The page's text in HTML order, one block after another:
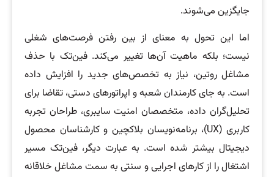
جایگزین می‌شوند.
اما این تحول به معنای از بین رفتن فرصت‌های شغلی
نیست؛ بلکه ماهیت آن‌ها تغییر می‌کند. فین‌تک با حذف
مشاغل روتین، نیاز به تخصص‌های جدید را افزایش داده
است. به جای کارمندان شعبه و اپراتورهای دستی، تقاضا برای
تحلیل‌گران داده، متخصصان امنیت سایبری، طراحان تجربه
کاربری (UX)، برنامه‌نویسان بلاکچین و کارشناسان محصول
دیجیتال بیشتر شده است. به عبارت دیگر، فین‌تک مسیر
اشتغال را از کارهای اجرایی و سنتی به سمت مشاغل خلاقانه